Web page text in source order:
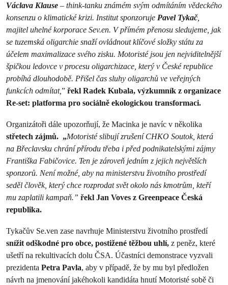
Václava Klause – think-tanku známém svým odmítáním vědeckého
konsenzu o klimatické krizi. Institut sponzoruje Pavel Tykač,
majitel uhelné korporace Sev.en. V přímém přenosu sledujeme, jak
se tuzemská oligarchie snaží ovládnout klíčové složky státu za
účelem maximalizace svého zisku. Motoristé jsou jen nejviditelnější
špičkou ledovce v procesu oligarchizace, který v České republice
probíhá dlouhodobě. Přišel čas sluhy oligarchů ve veřejných
funkcích odmítat,” řekl Radek Kubala, výzkumník z organizace
Re-set: platforma pro sociálně ekologickou transformaci.
Organizátoři dále upozorňují, že Macinka je navíc v několika
střetech zájmů. „Motoristé slibují zrušení CHKO Soutok, která
na Břeclavsku chrání přírodu třeba i před podnikatelskými zájmy
Františka Fabičovice. Ten je zároveň jedním z jejich největších
sponzorů. Není možné, aby na ministerstvu životního prostředí
seděl člověk, který chce rozprodat svět okolo nás kmotrům, kteří
mu zaplatili kampaň.” řekl Jan Voves z Greenpeace Česká
republika.
Tykačův Se.ven zase navrhuje Ministerstvu životního prostředí
snížit odškodné pro obce, postižené těžbou uhlí, z peněz, které
ušetří na rekultivacích dolu ČSA. Účastníci demonstrace vyzvali
prezidenta Petra Pavla, aby v případě, že by mu byl předložen
návrh na jmenování jakéhokoli kandidáta hnutí Motoristé sobě či